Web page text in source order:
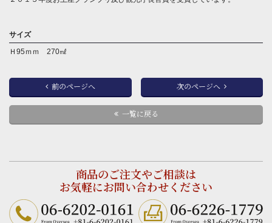
サイズ
Ｈ95ｍｍ 270㎖
前のページへ 次のページへ
一覧に戻る
商品のご注文やご相談は
お気軽にお問い合わせください